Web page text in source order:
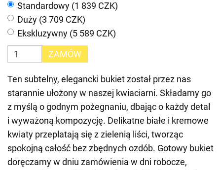
Standardowy (1 839 CZK)
Duży (3 709 CZK)
Ekskluzywny (5 589 CZK)
ZAMÓW
Ten subtelny, elegancki bukiet został przez nas
starannie ułożony w naszej kwiaciarni. Składamy go
z myślą o godnym pożegnaniu, dbając o każdy detal
i wyważoną kompozycję. Delikatne białe i kremowe
kwiaty przeplatają się z zielenią liści, tworząc
spokojną całość bez zbędnych ozdób. Gotowy bukiet
doręczamy w dniu zamówienia w dni robocze,